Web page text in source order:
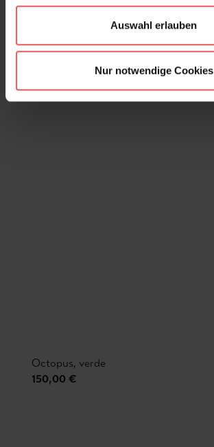
Auswahl erlauben
Nur notwendige Cookies
Octopus, verde
150,00 €